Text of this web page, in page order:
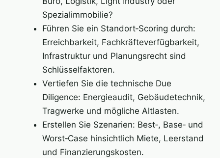
Spezialimmobilie?
Führen Sie ein Standort‑Scoring durch:
Erreichbarkeit, Fachkräfteverfügbarkeit,
Infrastruktur und Planungsrecht sind
Schlüsselfaktoren.
Vertiefen Sie die technische Due
Diligence: Energieaudit, Gebäudetechnik,
Tragwerke und mögliche Altlasten.
Erstellen Sie Szenarien: Best‑, Base‑ und
Worst‑Case hinsichtlich Miete, Leerstand
und Finanzierungskosten.